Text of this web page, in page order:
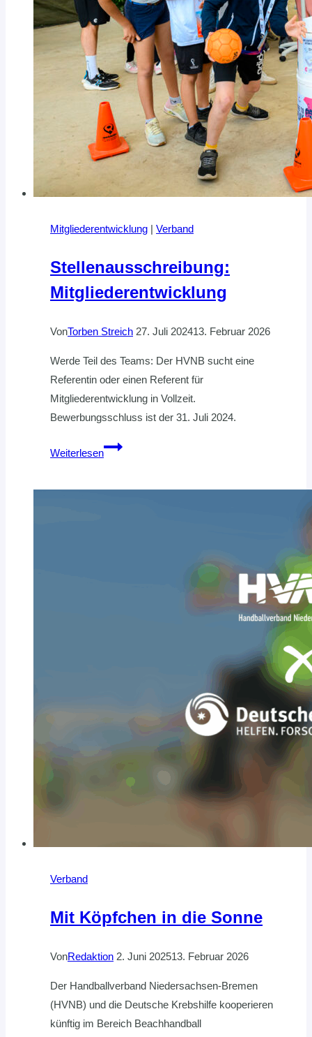
Mitgliederentwicklung | Verband
Stellenausschreibung:
Mitgliederentwicklung
VonTorben Streich 27. Juli 202413. Februar 2026
Werde Teil des Teams: Der HVNB sucht eine
Referentin oder einen Referent für
Mitgliederentwicklung in Vollzeit.
Bewerbungsschluss ist der 31. Juli 2024.
Weiterlesen
Stellenausschreibung:
Verband
Mit Köpfchen in die Sonne
VonRedaktion 2. Juni 202513. Februar 2026
Der Handballverband Niedersachsen-Bremen
(HVNB) und die Deutsche Krebshilfe kooperieren
künftig im Bereich Beachhandball